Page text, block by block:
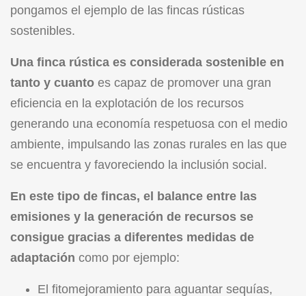
pongamos el ejemplo de las fincas rústicas
sostenibles.
Una finca rústica es considerada sostenible en
tanto y cuanto es capaz de promover una gran
eficiencia en la explotación de los recursos
generando una economía respetuosa con el medio
ambiente, impulsando las zonas rurales en las que
se encuentra y favoreciendo la inclusión social.
En este tipo de fincas, el balance entre las
emisiones y la generación de recursos se
consigue gracias a diferentes medidas de
adaptación como por ejemplo:
El fitomejoramiento para aguantar sequías,